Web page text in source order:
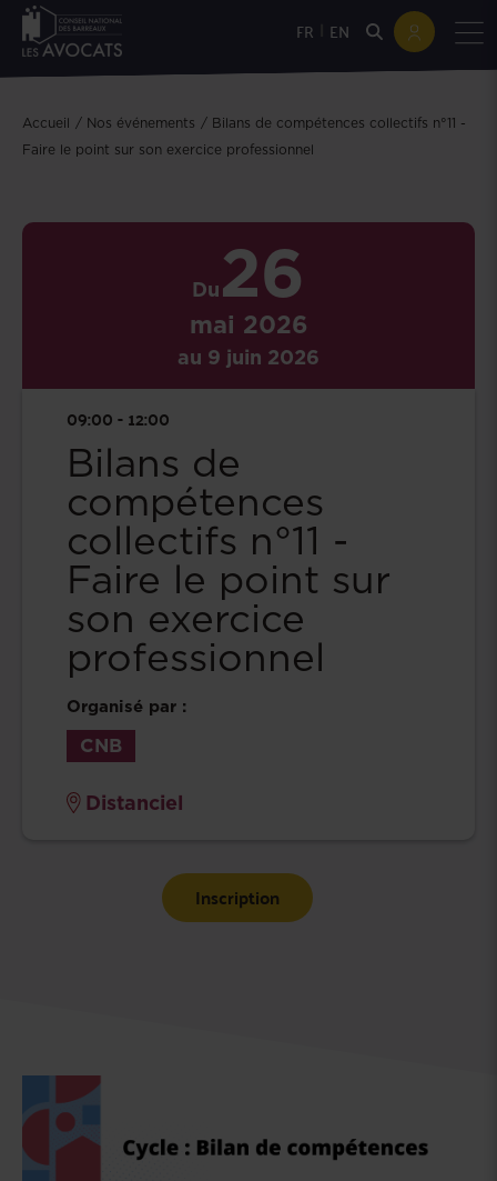
FR EN
Accueil Nos événements
Bilans de compétences collectifs n°11 -
Faire le point sur son exercice professionnel
Du26
mai 2026
au 9 juin 2026
09:00 - 12:00
Bilans de
compétences
collectifs n°11 -
Faire le point sur
son exercice
professionnel
Organisé par :
CNB
Distanciel
Inscription